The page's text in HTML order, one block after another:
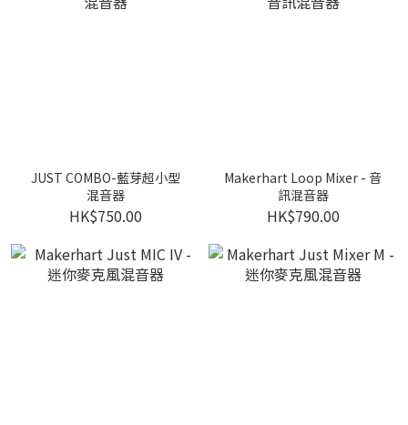
JUST COMBO-藍芽超小型
混音器
HK$750.00
Makerhart Loop Mixer - 音
訊混音器
HK$790.00